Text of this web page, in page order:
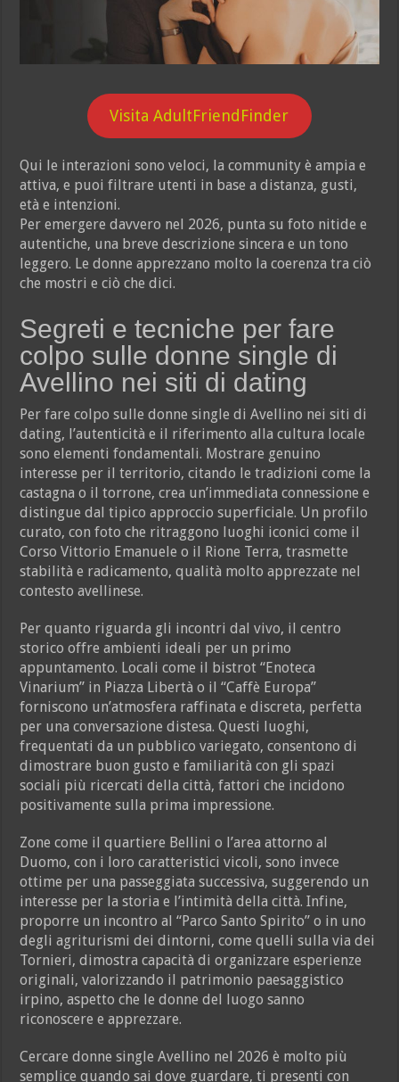
Visita AdultFriendFinder
Qui le interazioni sono veloci, la community è ampia e
attiva, e puoi filtrare utenti in base a distanza, gusti,
età e intenzioni.
Per emergere davvero nel 2026, punta su foto nitide e
autentiche, una breve descrizione sincera e un tono
leggero. Le donne apprezzano molto la coerenza tra ciò
che mostri e ciò che dici.
Segreti e tecniche per fare
colpo sulle donne single di
Avellino nei siti di dating
Per fare colpo sulle donne single di Avellino nei siti di
dating, l’autenticità e il riferimento alla cultura locale
sono elementi fondamentali. Mostrare genuino
interesse per il territorio, citando le tradizioni come la
castagna o il torrone, crea un’immediata connessione e
distingue dal tipico approccio superficiale. Un profilo
curato, con foto che ritraggono luoghi iconici come il
Corso Vittorio Emanuele o il Rione Terra, trasmette
stabilità e radicamento, qualità molto apprezzate nel
contesto avellinese.
Per quanto riguarda gli incontri dal vivo, il centro
storico offre ambienti ideali per un primo
appuntamento. Locali come il bistrot “Enoteca
Vinarium” in Piazza Libertà o il “Caffè Europa”
forniscono un’atmosfera raffinata e discreta, perfetta
per una conversazione distesa. Questi luoghi,
frequentati da un pubblico variegato, consentono di
dimostrare buon gusto e familiarità con gli spazi
sociali più ricercati della città, fattori che incidono
positivamente sulla prima impressione.
Zone come il quartiere Bellini o l’area attorno al
Duomo, con i loro caratteristici vicoli, sono invece
ottime per una passeggiata successiva, suggerendo un
interesse per la storia e l’intimità della città. Infine,
proporre un incontro al “Parco Santo Spirito” o in uno
degli agriturismi dei dintorni, come quelli sulla via dei
Tornieri, dimostra capacità di organizzare esperienze
originali, valorizzando il patrimonio paesaggistico
irpino, aspetto che le donne del luogo sanno
riconoscere e apprezzare.
Cercare donne single Avellino nel 2026 è molto più
semplice quando sai dove guardare, ti presenti con